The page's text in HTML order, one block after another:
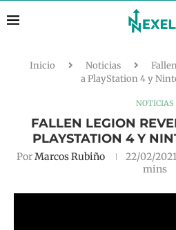
Inicio Noticias
a PlayStation 4 y
NOTICIAS
FALLEN LEGION
PLAYSTATION 4 Y
PorMarcos Rubiño 22/02/2021